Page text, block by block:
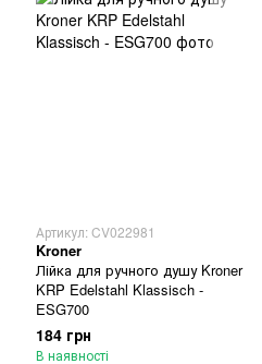
Артикул: CV022981
Kroner
Лійка для ручного душу Kroner
KRP Edelstahl Klassisch -
ESG700
184 грн
В наявності